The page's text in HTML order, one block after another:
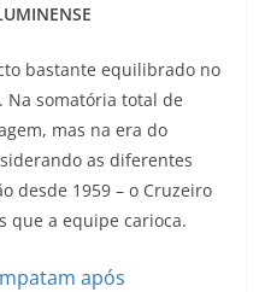
bastante equilibrado no
Na somatória total de
mas na era do
as diferentes
desde 1959 – o Cruzeiro
que a equipe carioca.
após